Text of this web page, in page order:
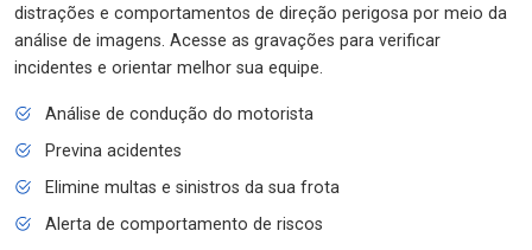
distrações e comportamentos de direção perigosa por meio da
análise de imagens. Acesse as gravações para verificar
incidentes e orientar melhor sua equipe.
Análise de condução do motorista
Previna acidentes
Elimine multas e sinistros da sua frota
Alerta de comportamento de riscos